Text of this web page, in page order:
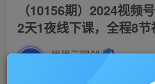
（10156期）2024视频
2天1夜线下课，全程8
优优云网创